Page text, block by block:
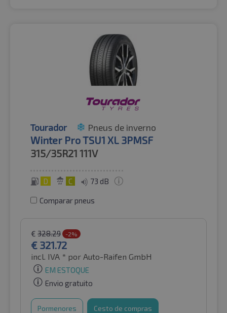
Tourador Pneus de inverno
Winter Pro TSU1 XL 3PMSF
315/35R21 111V
D C 73 dB
Comparar pneus
€ 328.29 -2%
€ 321.72
incl. IVA * por Auto-Raifen GmbH
EM ESTOQUE
Envio gratuito
Pormenores Cesto de compras